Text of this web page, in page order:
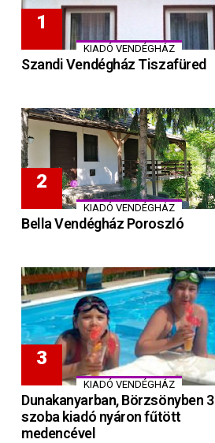
KIADÓ VENDÉGHÁZ
Szandi Vendégház Tiszafüred
KIADÓ VENDÉGHÁZ
Bella Vendégház Poroszló
KIADÓ VENDÉGHÁZ
Dunakanyarban, Börzsönyben 3
szoba kiadó nyáron fűtött
medencével